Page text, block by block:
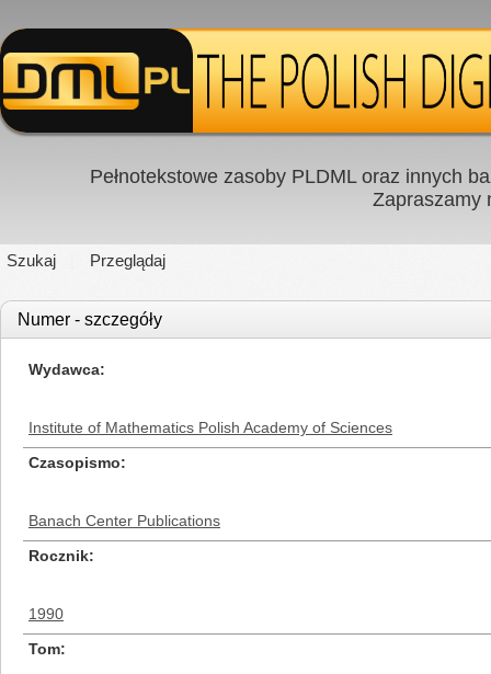
Pełnotekstowe zasoby PLDML oraz innych
Zapraszamy
Szukaj Przeglądaj
Numer - szczegóły
Wydawca
Institute of Mathematics Polish Academy of Sciences
Czasopismo
Banach Center Publications
Rocznik
1990
Tom